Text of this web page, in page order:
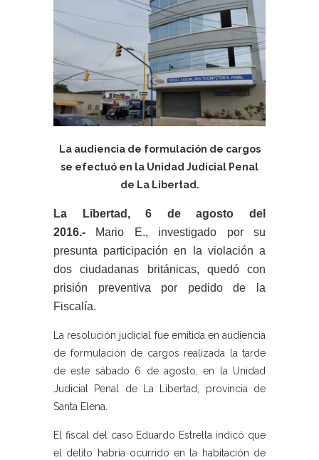
La audiencia de formulación de cargos
se efectuó en la Unidad Judicial Penal
de La Libertad.
La Libertad, 6 de agosto del
2016.- Mario E., investigado por su
presunta participación en la violación a
dos ciudadanas británicas, quedó con
prisión preventiva por pedido de la
Fiscalía.
La resolución judicial fue emitida en audiencia
de formulación de cargos realizada la tarde
de este sábado 6 de agosto, en la Unidad
Judicial Penal de La Libertad, provincia de
Santa Elena.
El fiscal del caso Eduardo Estrella indicó que
el delito habría ocurrido en la habitación de